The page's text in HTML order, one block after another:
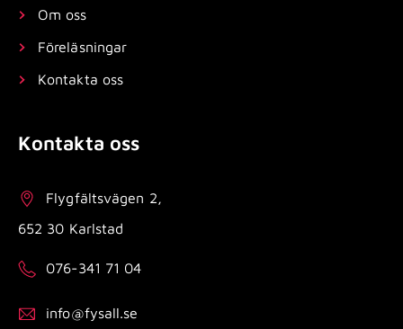
Om oss
Föreläsningar
Kontakta oss
Kontakta oss
Flygfältsvägen 2,
652 30 Karlstad
076-341 71 04
info@fysall.se